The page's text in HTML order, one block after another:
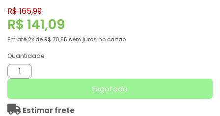
R$ 165,99
R$ 141,09
Em até 2x de R$ 70,55 sem juros no cartão
Quantidade
Esgotado
Estimar frete